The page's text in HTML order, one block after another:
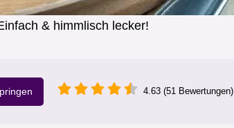
& himmlisch lecker!
4.63 (51 Bewertungen)